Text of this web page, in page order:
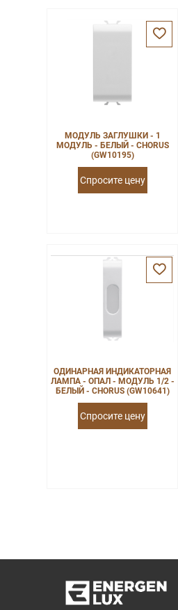
МОДУЛЬ ЗАГЛУШКИ - 1
МОДУЛЬ - БЕЛЫЙ - CHORUS
(GW10195)
Спросите цену
ОДИНАРНАЯ ИНДИКАТОРНАЯ
ЛАМПА - ОПАЛ - МОДУЛЬ 1/2 -
БЕЛЫЙ - CHORUS (GW10641)
Спросите цену